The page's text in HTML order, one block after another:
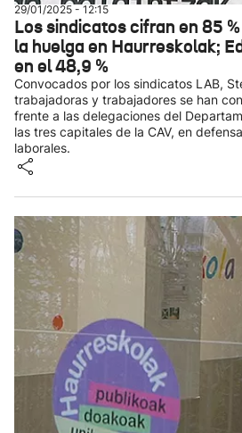
29/01/2025 - 12:15
Los sindicatos cifran en 85
la huelga en Haurreskolak;
en el 48,9 %
Convocados por los sindicatos LAB,
trabajadoras y trabajadores se han
frente a las delegaciones del
las tres capitales de la CAV, en
laborales.